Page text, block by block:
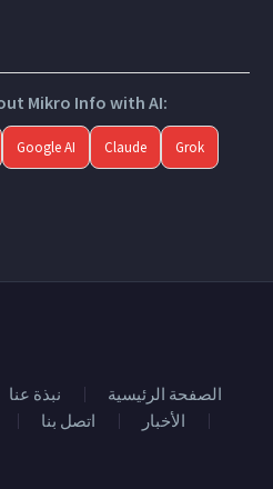
Mikro Info with AI:
Google AI Claude Grok
الصفحة الرئيسية نبذة عنا
الأخبار
اتصل بنا